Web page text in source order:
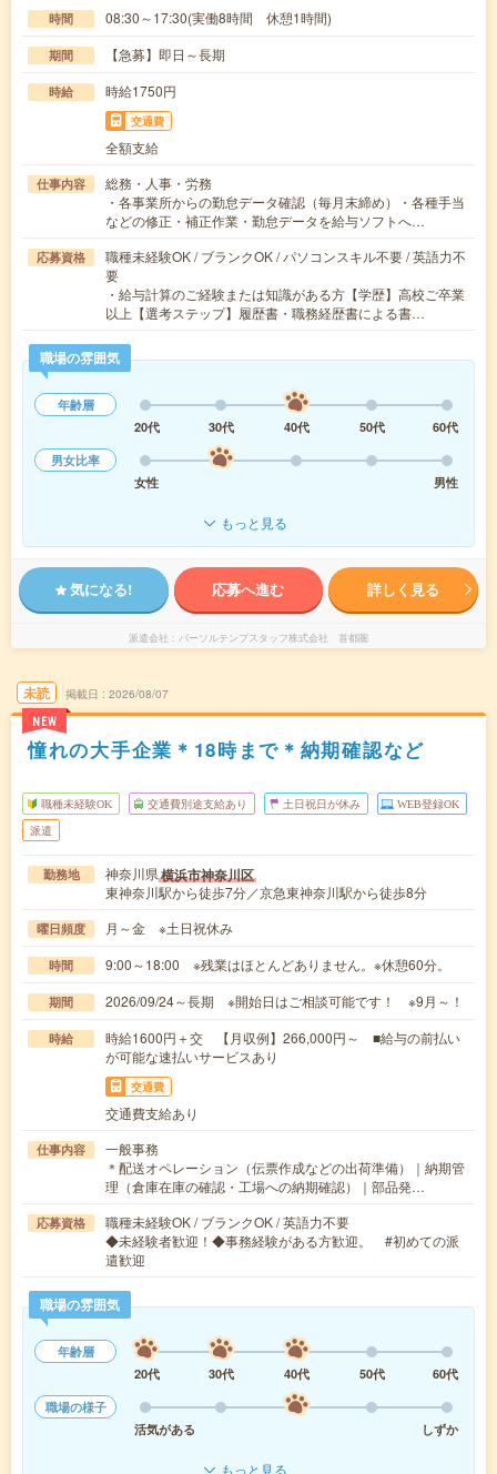
時間 08:30～17:30(実働8時間 休憩1時間)
期間 【急募】即日～長期
時給 時給1750円
交通費
全額支給
仕事内容
総務・人事・労務
・各事業所からの勤怠データ確認（毎月末締め）・各種手当
などの修正・補正作業・勤怠データを給与ソフトへ…
応募資格
職種未経験OK / ブランクOK / パソコンスキル不要 / 英語力不
要
・給与計算のご経験または知識がある方【学歴】高校ご卒業
以上【選考ステップ】履歴書・職務経歴書による書…
職場の雰囲気
年齢層
20代
30代 40代 50代
60代
男女比率
女性
男性
もっと見る
気になる! 応募へ進む 詳しく見る
派遣会社 パーソルテンプスタッフ株式会社 首都圏
未読
NEW
掲載日 2026/08/07
憧れの大手企業＊18時まで＊納期確認など
職種未経験OK 交通費別途支給あり 土日祝日が休み WEB登録OK
派遣
勤務地 神奈川県横浜市神奈川区
東神奈川駅から徒歩7分／京急東神奈川駅から徒歩8分
曜日頻度 月～金 ※土日祝休み
時間 9:00～18:00 ※残業はほとんどありません。※休憩60分。
期間 2026/09/24～長期 ※開始日はご相談可能です！ ※9月～！
時給
時給1600円＋交 【月収例】266,000円～ ■給与の前払い
が可能な速払いサービスあり
交通費
交通費支給あり
仕事内容
一般事務
＊配送オペレーション（伝票作成などの出荷準備）｜納期管
理（倉庫在庫の確認・工場への納期確認）｜部品発…
応募資格
職種未経験OK / ブランクOK / 英語力不要
◆未経験者歓迎！◆事務経験がある方歓迎。 #初めての派
遣歓迎
職場の雰囲気
年齢層
20代
30代 40代 50代
60代
職場の様子
活気がある
しずか
もっと見る